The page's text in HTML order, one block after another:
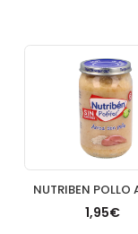
Añadir
1,95€